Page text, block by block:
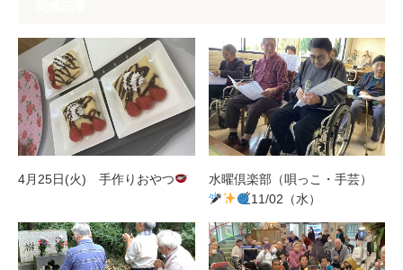
4月25日(火) 手作りおやつ
水曜倶楽部（唄っこ・手芸）
11/02（水）